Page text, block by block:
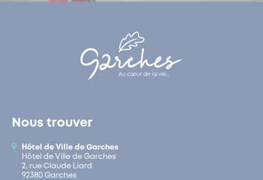
Nous trouver
Hôtel de Ville de Garches
Hôtel de Ville de Garches
2, rue Claude Liard
92380 Garches